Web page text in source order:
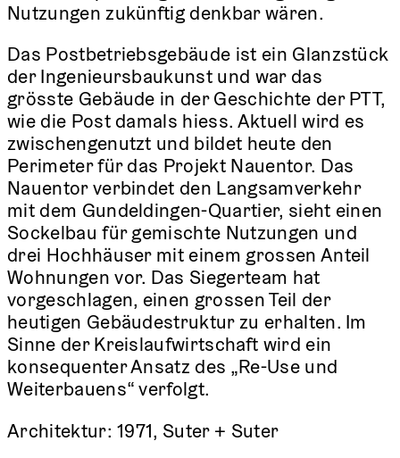
Nutzungen zukünftig denkbar wären.
Das Postbetriebsgebäude ist ein Glanzstück
der Ingenieursbaukunst und war das
grösste Gebäude in der Geschichte der PTT,
wie die Post damals hiess. Aktuell wird es
zwischengenutzt und bildet heute den
Perimeter für das Projekt Nauentor. Das
Nauentor verbindet den Langsamverkehr
mit dem Gundeldingen-Quartier, sieht einen
Sockelbau für gemischte Nutzungen und
drei Hochhäuser mit einem grossen Anteil
Wohnungen vor. Das Siegerteam hat
vorgeschlagen, einen grossen Teil der
heutigen Gebäudestruktur zu erhalten. Im
Sinne der Kreislaufwirtschaft wird ein
konsequenter Ansatz des „Re-Use und
Weiterbauens“ verfolgt.
Architektur: 1971, Suter + Suter